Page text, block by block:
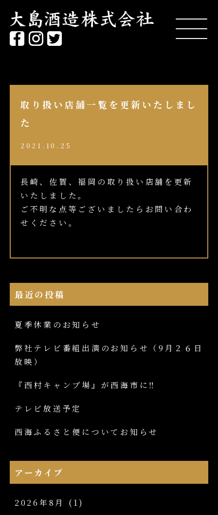
取り扱い店舗一覧を更新いたしまし
た
2021.10.25
長崎、佐賀、福岡の取り扱い店舗を更新
いたしました。
ご不明な点等ございましたらお問い合わ
せください。
最近の投稿
夏季休業のお知らせ
弊社テレビ番組出演のお知らせ（9月２６日
放映）
『西村キャンプ場』が西海市に‼
テレビ放送予定
西海ふるさと便についてお知らせ
アーカイブ
2026年8月 (1)